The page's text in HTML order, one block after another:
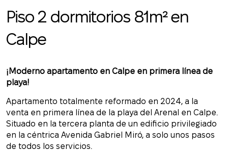
Piso 2 dormitorios 81m² en
Calpe
¡Moderno apartamento en Calpe en primera línea de
playa!
Apartamento totalmente reformado en 2024, a la
venta en primera línea de la playa del Arenal en Calpe.
Situado en la tercera planta de un edificio privilegiado
en la céntrica Avenida Gabriel Miró, a solo unos pasos
de todos los servicios.